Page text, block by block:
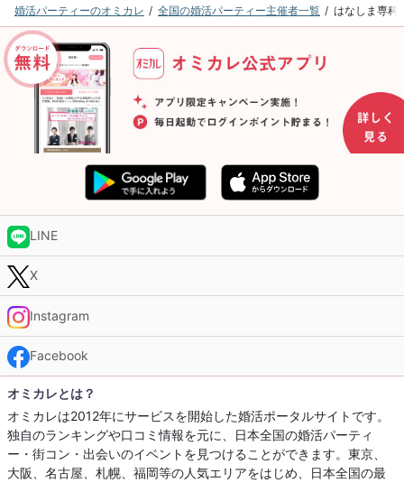
婚活パーティーのオミカレ 全国の婚活パーティー主催者一覧 はなしま専科
LINE
X
Instagram
Facebook
オミカレとは？
オミカレは2012年にサービスを開始した婚活ポータルサイトです。
独自のランキングや口コミ情報を元に、日本全国の婚活パーティ
ー・街コン・出会いのイベントを見つけることができます。東京、
大阪、名古屋、札幌、福岡等の人気エリアをはじめ、日本全国の最